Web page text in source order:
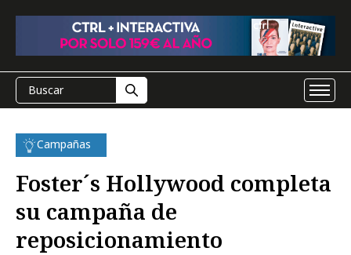
Campañas
Foster´s Hollywood completa
su campaña de
reposicionamiento